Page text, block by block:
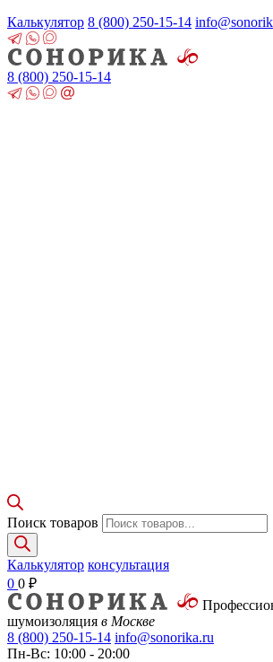
Калькулятор 8 (800) 250-15-14
8 (800) 250-15-14
Поиск товаров
Калькулятор консультация
0 0 ₽
шумоизоляция в Москве
8 (800) 250-15-14 info@sonorika.ru
Пн-Вс: 10:00 - 20:00